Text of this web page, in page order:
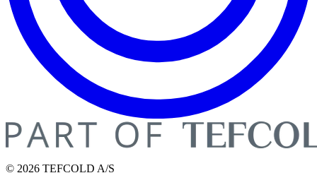
© 2026 TEFCOLD A/S